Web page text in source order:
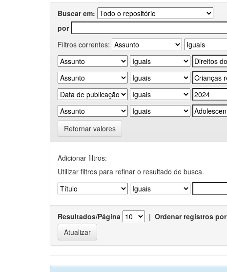
Buscar em:
por
Filtros correntes:
Retornar valores
Adicionar filtros:
Utilizar filtros para refinar o resultado de busca.
Resultados/Página | Ordenar registros por